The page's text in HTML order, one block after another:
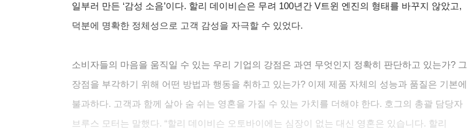
일부러 만든 ‘감성 소음’이다. 할리 데이비슨은 무려 100년간 V트윈 엔진의 형태를 바꾸지 않았고,
덕분에 명확한 정체성으로 고객 감성을 자극할 수 있었다.
소비자들의 마음을 움직일 수 있는 우리 기업의 강점은 과연 무엇인지 정확히 판단하고 있는가? 그
장점을 부각하기 위해 어떤 방법과 행동을 취하고 있는가? 이제 제품 자체의 성능과 품질은 기본에
불과하다. 고객과 함께 살아 숨 쉬는 영혼을 가질 수 있는 가치를 더해야 한다. 호그의 총괄 담당자
브루스 모터는 말했다. “할리 데이비슨 오토바이에는 심장이 없는 대신 영혼은 있습니다. 할리